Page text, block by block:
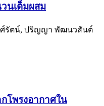
นเต็มผสม
ศ์รัตน์, ปริญญา พัฒนวสันต์
โพรงอากาศใน